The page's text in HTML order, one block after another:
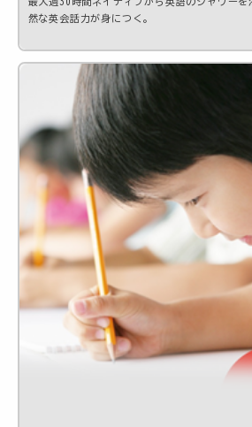
然な英会話力が身につく。